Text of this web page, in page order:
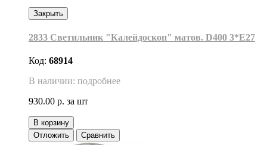
Закрыть
2833 Светильник "Калейдоскоп" матов. D400 3*Е27
Код: 68914
В наличии: подробнее
930.00 р. за шт
В корзину
Отложить
Сравнить